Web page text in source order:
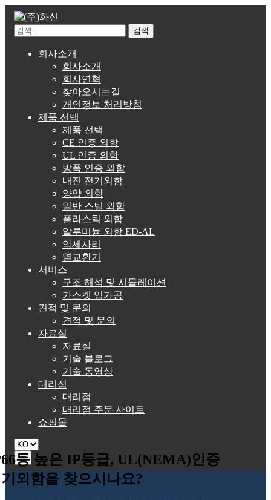
검색
회사소개
회사소개
회사연혁
찾아오시는길
개인정보 처리방침
제품 선택
제품 선택
CE 인증 외함
UL 인증 외함
방폭 인증 외함
내진 전기외함
양얍 외함
일반 스틸 외함
플라스틱 외함
알루미늄 외함 ED-AL
악세사리
열교환기
서비스
구조 해석 및 시뮬레이션
가스켓 임가공
견적 및 문의
견적 및 문의
자료실
자료실
기술 블로그
기술 동영상
대리점
대리점
대리점 주문 사이트
쇼핑몰
☰
등 높은 IP등급, UL(NEMA)인증
외함을 찾으시나요?